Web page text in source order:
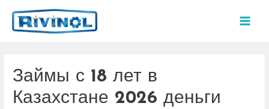
atla
Займы с 18 лет в
Казахстане 2026 деньги